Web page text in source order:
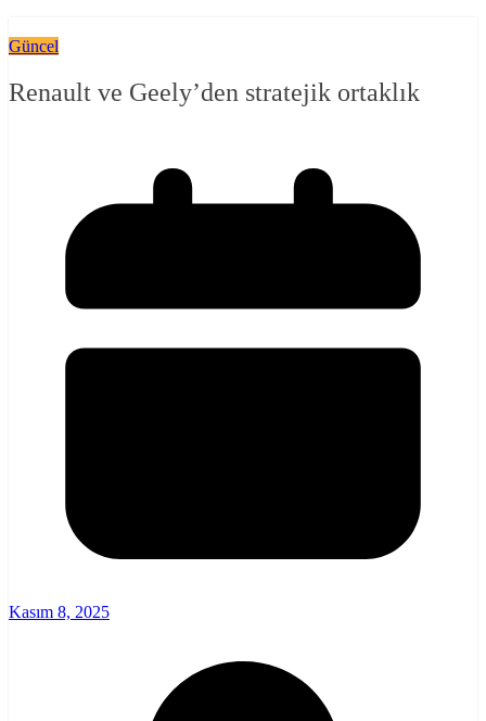
Güncel
Renault ve Geely’den stratejik ortaklık
Kasım 8, 2025